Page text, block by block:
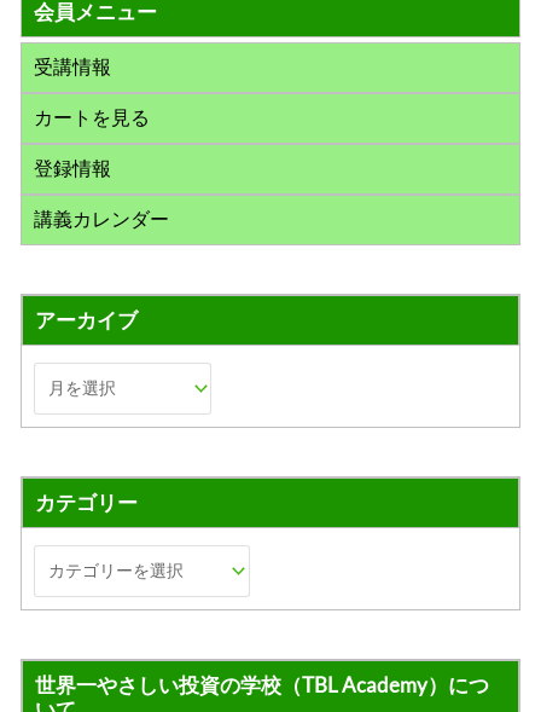
象
:
会員メニュー
受講情報
カートを見る
登録情報
講義カレンダー
アーカイブ
カテゴリー
世界一やさしい投資の学校（TBL Academy）につ